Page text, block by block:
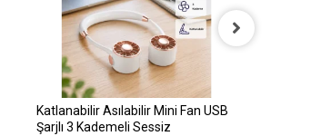
Katlanabilir Asılabilir Mini Fan USB
Şarjlı 3 Kademeli Sessiz